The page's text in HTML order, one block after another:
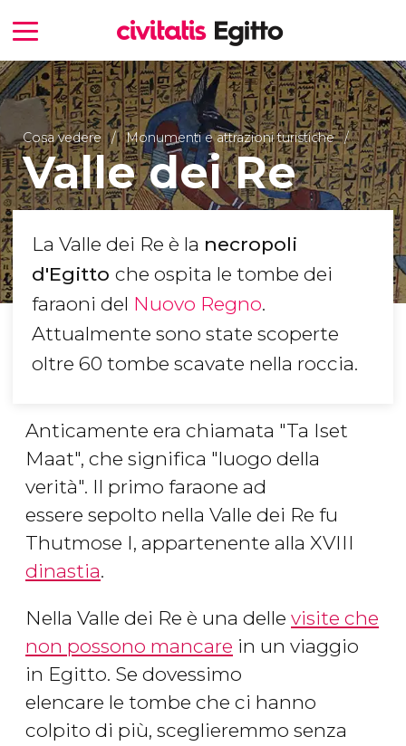
Cosa vedere Monumenti e attrazioni turistiche
Valle dei Re
La Valle dei Re è la necropoli
d'Egitto che ospita le tombe dei
faraoni del Nuovo Regno.
Attualmente sono state scoperte
oltre 60 tombe scavate nella roccia.
Anticamente era chiamata "Ta Iset
Maat", che significa "luogo della
verità". Il primo faraone ad
essere sepolto nella Valle dei Re fu
Thutmose I, appartenente alla XVIII
dinastia.
Nella Valle dei Re è una delle visite che
non possono mancare in un viaggio
in Egitto. Se dovessimo
elencare le tombe che ci hanno
colpito di più, sceglieremmo senza